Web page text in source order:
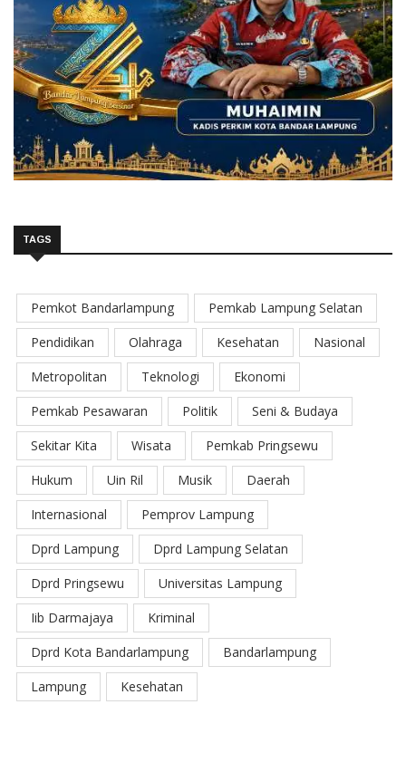
TAGS
Pemkot Bandarlampung
Pemkab Lampung Selatan
Pendidikan
Olahraga Kesehatan
Nasional
Metropolitan
Teknologi
Ekonomi
Pemkab Pesawaran
Politik
Seni & Budaya
Sekitar Kita
Wisata
Pemkab Pringsewu
Hukum
Uin Ril Musik
Daerah
Internasional
Pemprov Lampung
Dprd Lampung
Dprd Lampung Selatan
Dprd Pringsewu
Universitas Lampung
Iib Darmajaya
Kriminal
Dprd Kota Bandarlampung
Bandarlampung
Lampung
Kesehatan